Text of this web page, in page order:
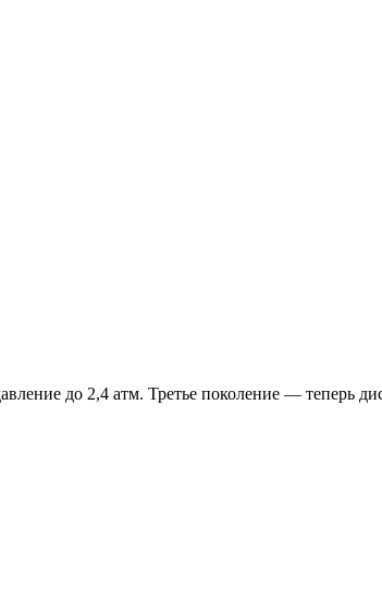
до 2,4 атм. Третье поколение — теперь